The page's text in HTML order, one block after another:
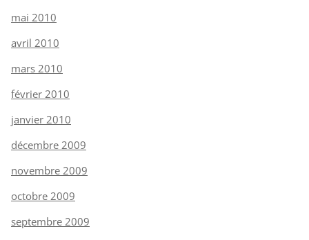
mai 2010
avril 2010
mars 2010
février 2010
janvier 2010
décembre 2009
novembre 2009
octobre 2009
septembre 2009